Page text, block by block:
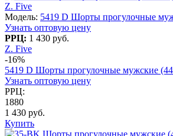
Z. Five
Модель: 5419 D Шорты прогулочные
Узнать оптовую цену
РРЦ: 1 430 руб.
Z. Five
-16%
5419 D Шорты прогулочные мужские
Узнать оптовую цену
РРЦ:
1880
1 430 руб.
Купить